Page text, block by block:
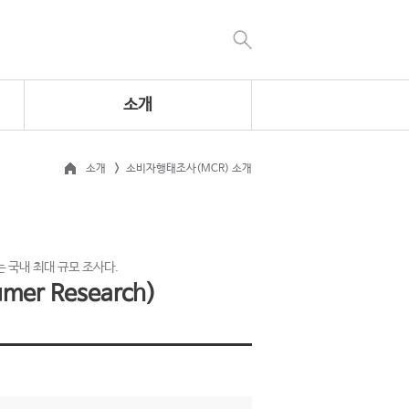
소개
소개 소비자행태조사(MCR) 소개
국내 최대 규모 조사다.
Research)